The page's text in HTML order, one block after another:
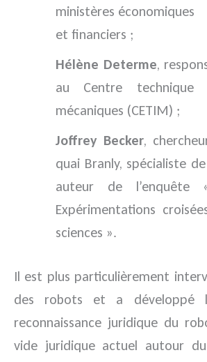
ministères économiques
et financiers ;
Hélène Determe,
au Centre technique
mécaniques (CETIM) ;
Joffrey Becker,
quai Branly, spécialiste
auteur de l’enquête
Expérimentations
sciences ».
Il est plus particulièrement
des robots et a développé
reconnaissance juridique du
vide juridique actuel autour